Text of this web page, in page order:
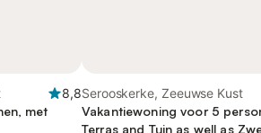
8,8
met
Serooskerke, Zeeuwse Kust
Vakantiewoning voor 5
Terras and Tuin as well as